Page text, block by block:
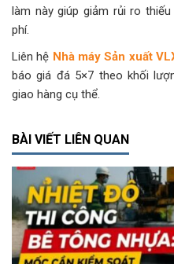
làm này giúp giảm rủi ro
phí.
Liên hệ Nhà máy Sản xuất
báo giá đá 5×7 theo khối
giao hàng cụ thể.
BÀI VIẾT LIÊN QUAN